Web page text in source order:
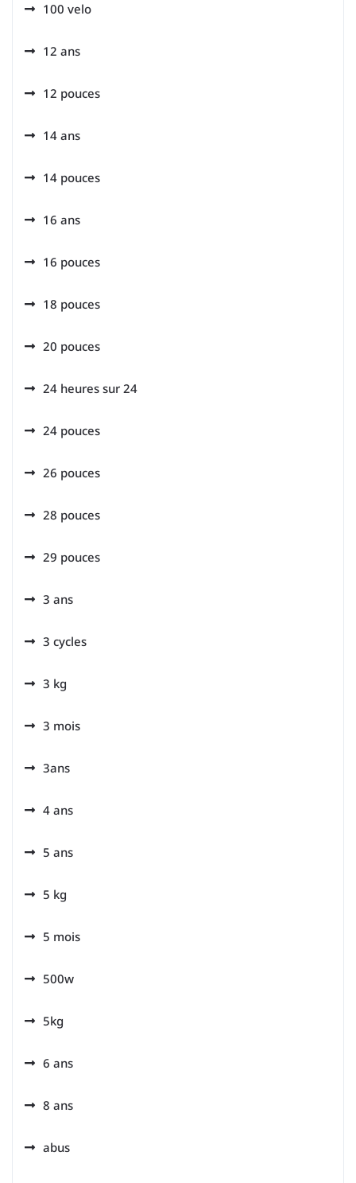
100 velo
12 ans
12 pouces
14 ans
14 pouces
16 ans
16 pouces
18 pouces
20 pouces
24 heures sur 24
24 pouces
26 pouces
28 pouces
29 pouces
3 ans
3 cycles
3 kg
3 mois
3ans
4 ans
5 ans
5 kg
5 mois
500w
5kg
6 ans
8 ans
abus